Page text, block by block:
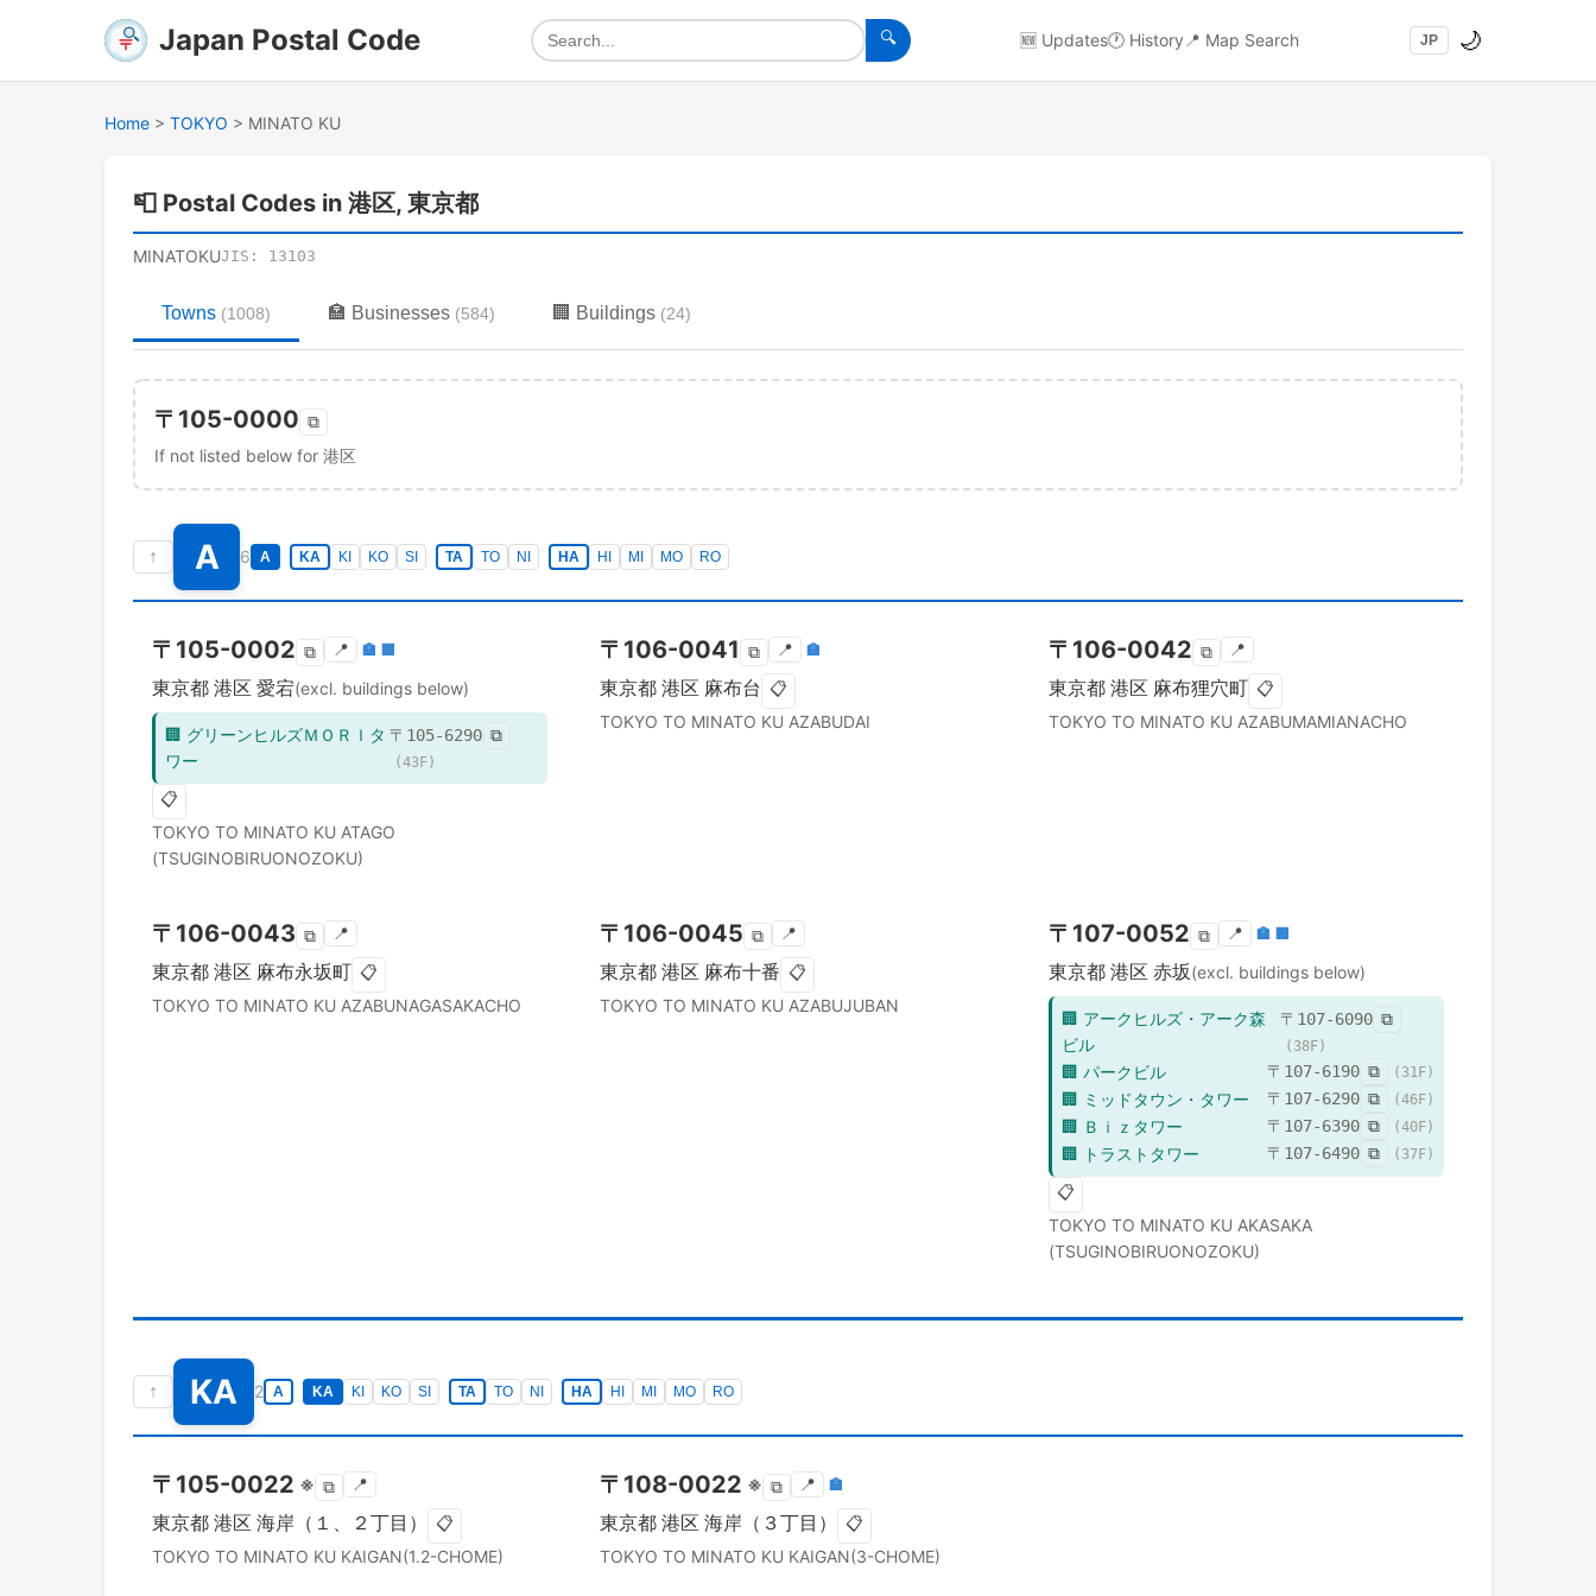
Japan Postal Code 🔍 🆕 Updates🕐 History 📍 Map Search JP 🌙
Home > TOKYO > MINATO KU
📮 Postal Codes in 港区, 東京都
MINATOKUJIS: 13103
Towns (1008) 🏣 Businesses (584) 🏢 Buildings (24)
〒 105-0000 ⧉
If not listed below for 港区
↑ A 6 A KA KI KO SI TA TO NI HA HI MI MO RO
〒 105-0002 ⧉ 📍 🏣 🏢
東京都 港区 愛宕(excl. buildings below)
🏢 グリーンヒルズＭＯＲＩタ
ワー
〒 105-6290 ⧉
(43F)
📋
TOKYO TO MINATO KU ATAGO
(TSUGINOBIRUONOZOKU)
〒 106-0041 ⧉ 📍 🏣
東京都 港区 麻布台 📋
TOKYO TO MINATO KU AZABUDAI
〒 106-0042 ⧉ 📍
東京都 港区 麻布狸穴町 📋
TOKYO TO MINATO KU AZABUMAMIANACHO
〒 106-0043 ⧉ 📍
東京都 港区 麻布永坂町 📋
TOKYO TO MINATO KU AZABUNAGASAKACHO
〒 106-0045 ⧉ 📍
東京都 港区 麻布十番 📋
TOKYO TO MINATO KU AZABUJUBAN
〒 107-0052 ⧉ 📍 🏣 🏢
東京都 港区 赤坂(excl. buildings below)
🏢 アークヒルズ・アーク森
ビル
〒 107-6090 ⧉
( 38F)
🏢 パークビル 〒 107-6190 ⧉ ( 31F)
🏢 ミッドタウン・タワー 〒 107-6290 ⧉ (46F)
🏢 Ｂｉｚタワー 〒 107-6390 ⧉ (40F)
🏢 トラストタワー 〒 107-6490 ⧉ ( 37F)
📋
TOKYO TO MINATO KU AKASAKA
(TSUGINOBIRUONOZOKU)
↑ KA 2 A KA KI KO SI TA TO NI HA HI MI MO RO
〒 105-0022 ※ ⧉ 📍
東京都 港区 海岸（１、２丁目） 📋
TOKYO TO MINATO KU KAIGAN(1.2-CHOME)
〒 108-0022 ※ ⧉ 📍 🏣
東京都 港区 海岸（３丁目） 📋
TOKYO TO MINATO KU KAIGAN(3-CHOME)